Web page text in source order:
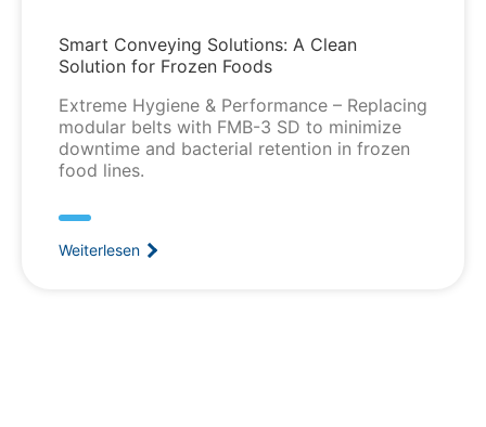
Smart Conveying Solutions: A Clean
Solution for Frozen Foods
Extreme Hygiene & Performance – Replacing
modular belts with FMB-3 SD to minimize
downtime and bacterial retention in frozen
food lines.
Weiterlesen